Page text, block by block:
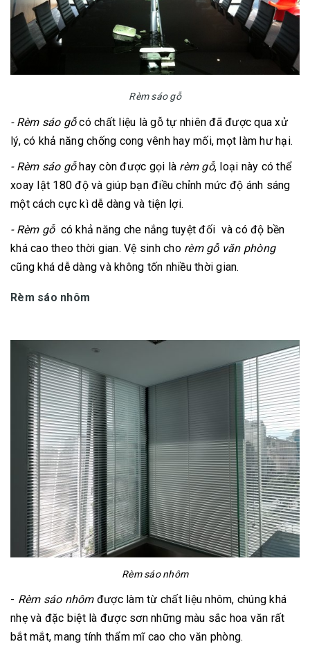
Rèm sáo gỗ
- Rèm sáo gỗcó chất liệu là gỗ tự nhiên đã được qua xử
lý, có khả năng chống cong vênh hay mối, mọt làm hư hại.
- Rèm sáo gỗhay còn được gọi là rèm gỗ, loại này có thể
xoay lật 180 độ và giúp bạn điều chỉnh mức độ ánh sáng
một cách cực kì dễ dàng và tiện lợi.
- Rèm gỗcó khả năng che nắng tuyệt đối và có độ bền
khá cao theo thời gian. Vệ sinh cho rèm gỗ văn phòng
cũng khá dễ dàng và không tốn nhiều thời gian.
Rèm sáo nhôm
Rèm sáo nhôm
- Rèm sáo nhômđược làm từ chất liệu nhôm, chúng khá
nhẹ và đặc biệt là được sơn những màu sắc hoa văn rất
bắt mắt, mang tính thẩm mĩ cao cho văn phòng.